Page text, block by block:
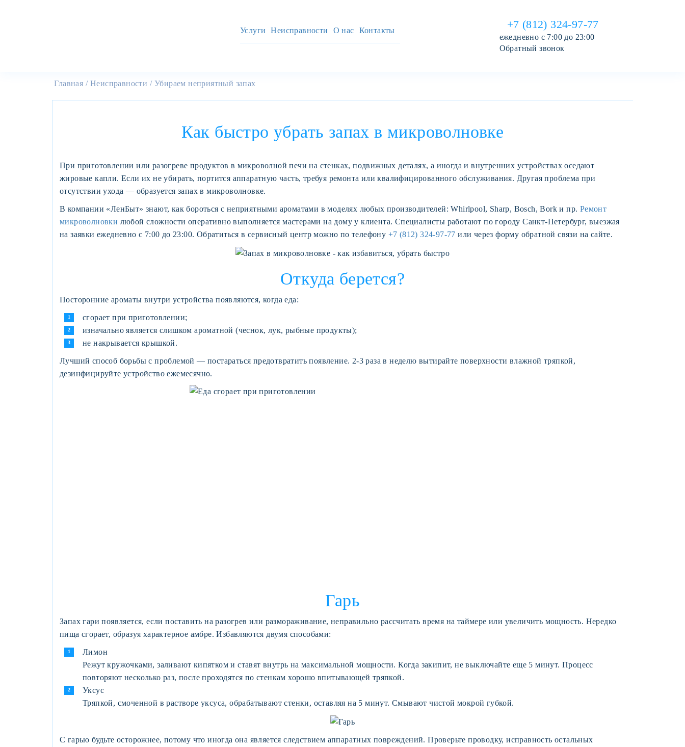
Услуги Неисправности О нас Контакты +7 (812) 324-97-77
ежедневно с 7:00 до 23:00
Обратный звонок
Главная Неисправности Убираем неприятный запах
Как быстро убрать запах в микроволновке
При приготовлении или разогреве продуктов в микроволной печи на стенках, подвижных деталях, а иногда и внутренних устройствах оседают
жировые капли. Если их не убирать, портится аппаратную часть, требуя ремонта или квалифицированного обслуживания. Другая проблема при
отсутствии ухода — образуется запах в микроволновке.
В компании «ЛенБыт» знают, как бороться с неприятными ароматами в моделях любых производителей: Whirlpool, Sharp, Bosch, Bork и пр. Ремонт
микроволновки любой сложности оперативно выполняется мастерами на дому у клиента. Специалисты работают по городу Санкт-Петербург, выезжая
на заявки ежедневно с 7:00 до 23:00. Обратиться в сервисный центр можно по телефону +7 (812) 324-97-77или через форму обратной связи на сайте.
Откуда берется?
Посторонние ароматы внутри устройства появляются, когда еда:
сгорает при приготовлении;
изначально является слишком ароматной (чеснок, лук, рыбные продукты);
не накрывается крышкой.
Лучший способ борьбы с проблемой — постараться предотвратить появление. 2-3 раза в неделю вытирайте поверхности влажной тряпкой,
дезинфицируйте устройство ежемесячно.
Гарь
Запах гари появляется, если поставить на разогрев или размораживание, неправильно рассчитать время на таймере или увеличить мощность. Нередко
пища сгорает, образуя характерное амбре. Избавляются двумя способами:
Лимон
Режут кружочками, заливают кипятком и ставят внутрь на максимальной мощности. Когда закипит, не выключайте еще 5 минут. Процесс
повторяют несколько раз, после проходятся по стенкам хорошо впитывающей тряпкой.
Уксус
Тряпкой, смоченной в растворе уксуса, обрабатывают стенки, оставляя на 5 минут. Смывают чистой мокрой губкой.
С гарью будьте осторожнее, потому что иногда она является следствием аппаратных повреждений. Проверьте проводку, исправность остальных